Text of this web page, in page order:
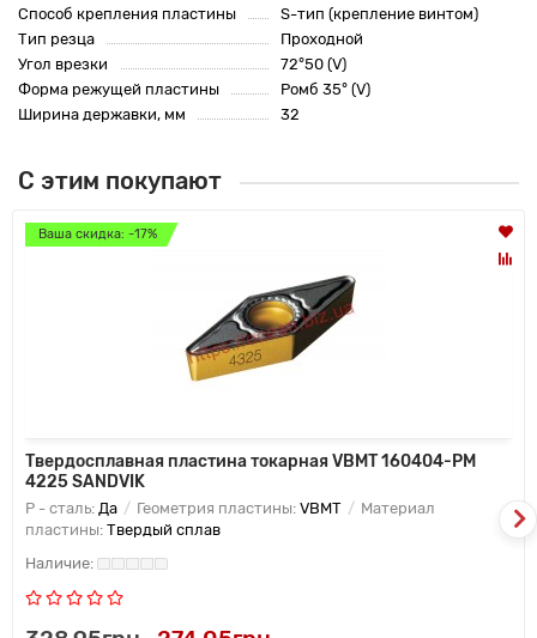
Способ крепления пластины
S-тип (крепление винтом)
Тип резца
Проходной
Угол врезки
72°50 (V)
Форма режущей пластины
Ромб 35° (V)
Ширина державки, мм
32
С этим покупают
Ваша скидка: -17%
Твердосплавная пластина токарная VBMT 160404-PM
4225 SANDVIK
P - сталь: Да Геометрия пластины: VBMT
Материал
пластины: Твердый сплав